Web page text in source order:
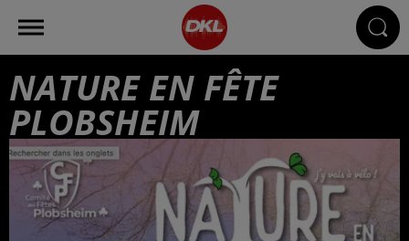
NATURE EN FÊTE
PLOBSHEIM